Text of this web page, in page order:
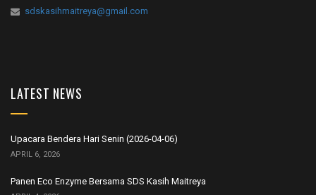
sdskasihmaitreya@gmail.com
LATEST NEWS
Upacara Bendera Hari Senin (2026-04-06)
APRIL 6, 2026
Panen Eco Enzyme Bersama SDS Kasih Maitreya